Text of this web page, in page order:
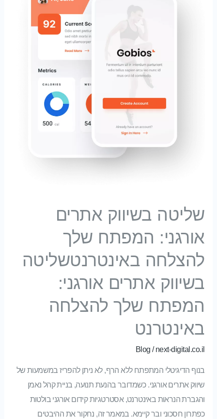
שליטה בשיווק אתרים
אורגני: המפתח שלך
להצלחה באינטרנטשליטה
בשיווק אתרים אורגני:
המפתח שלך להצלחה
באינטרנט
Blog /next-digital.co.il
בנוף הדיגיטלי המתפתח ללא הרף, לא ניתן להפריז במשמעות של
שיווק אתרים אורגני. כשמדובר בהנעת תנועה, בניית קהל נאמן
והגברת הנראות באינטרנט, אסטרטגיות קידום אורגני בולטות
כפתרון חסכוני ובר קיימא. במאמר זה, נחקור את ההיבטים